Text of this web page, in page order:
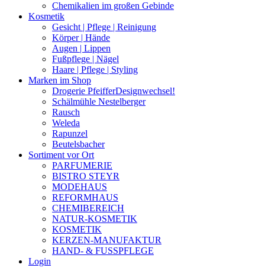
Chemikalien im großen Gebinde
Kosmetik
Gesicht | Pflege | Reinigung
Körper | Hände
Augen | Lippen
Fußpflege | Nägel
Haare | Pflege | Styling
Marken im Shop
Drogerie PfeifferDesignwechsel!
Schälmühle Nestelberger
Rausch
Weleda
Rapunzel
Beutelsbacher
Sortiment vor Ort
PARFUMERIE
BISTRO STEYR
MODEHAUS
REFORMHAUS
CHEMIBEREICH
NATUR-KOSMETIK
KOSMETIK
KERZEN-MANUFAKTUR
HAND- & FUSSPFLEGE
Login